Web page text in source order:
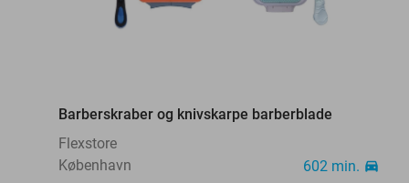
Barberskraber og knivskarpe barberblade
Flexstore
København
602 min. directions_car